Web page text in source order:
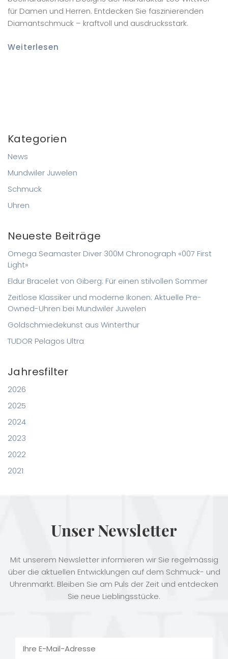
für Damen und Herren. Entdecken Sie faszinierenden
Diamantschmuck – kraftvoll und ausdrucksstark.
Weiterlesen
Kategorien
News
Mundwiler Juwelen
Schmuck
Uhren
Neueste Beiträge
Omega Seamaster Diver 300M Chronograph «007 First
Light»
Eldur Bracelet von Giberg: Für einen stilvollen Sommer
Zeitlose Klassiker und moderne Ikonen: Aktuelle Pre-
Owned-Uhren bei Mundwiler Juwelen
Goldschmiedekunst aus Winterthur
TUDOR Pelagos Ultra
Jahresfilter
2026
2025
2024
2023
2022
2021
Unser Newsletter
Mit unserem Newsletter informieren wir Sie regelmässig
über die aktuellen Entwicklungen auf dem Schmuck- und
Uhrenmarkt. Bleiben Sie am Puls der Zeit und entdecken
Sie neue Lieblingsstücke.